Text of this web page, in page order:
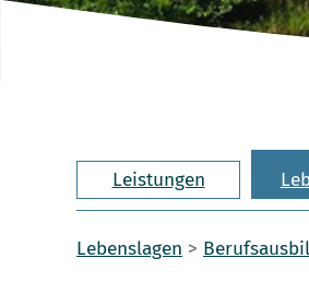
Leistungen
Lebenslagen >